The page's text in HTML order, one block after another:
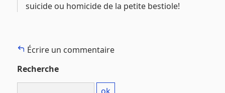
suicide ou homicide de la petite bestiole!
Écrire un commentaire
Recherche